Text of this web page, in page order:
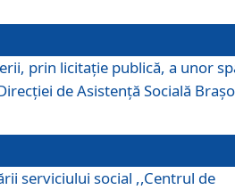
prin licitație publică, a unor
de Asistență Socială
serviciului social ,,Centrul de